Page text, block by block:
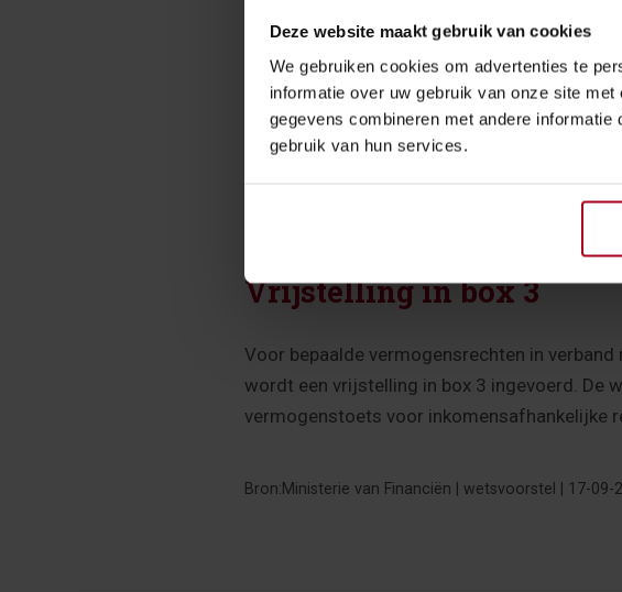
Deze website maakt gebruik van cookies
We gebruiken cookies om advertenties te
informatie over uw gebruik van onze site
gegevens combineren met andere
gebruik van hun services.
Zelfstandigenaftrek
Mkb-winstvrijstelling
Terugdraaien verhoging
Het kabinet stelt voor om het tarief van de
Vrijstelling in box 3
Voor bepaalde vermogensrechten in
wordt een vrijstelling in box 3 ingevoerd. De
vermogenstoets voor inkomensafhankelijke
Bron:Ministerie van Financiën | wetsvoorstel | 17-09-